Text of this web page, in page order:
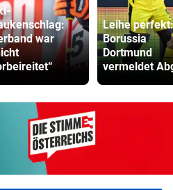
war
Leihe perfekt:
Borussia
Dortmund
vermeldet